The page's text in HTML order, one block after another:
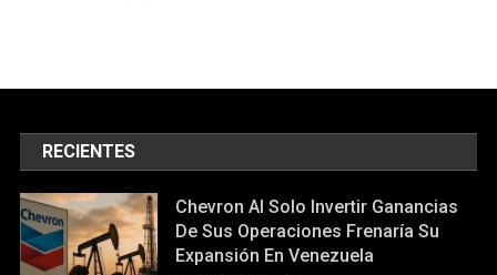
RECIENTES
Chevron Al Solo Invertir Ganancias
De Sus Operaciones Frenaría Su
Expansión En Venezuela